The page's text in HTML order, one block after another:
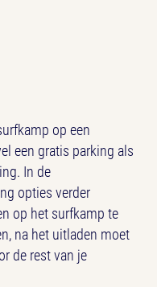
op een
een gratis parking als
In de
opties verder
op het surfkamp te
na het uitladen moet
de rest van je